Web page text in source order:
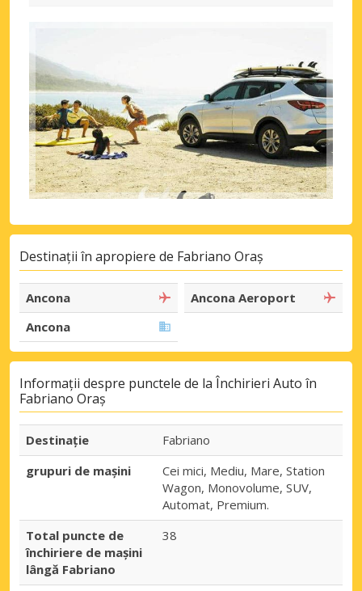
Destinații în apropiere de Fabriano Oraș
Ancona
Ancona Aeroport
Ancona
Informații despre punctele de la Închirieri Auto în
Fabriano Oraș
Destinaţie
Fabriano
grupuri de mașini
Cei mici, Mediu, Mare, Station
Wagon, Monovolume, SUV,
Automat, Premium.
Total puncte de
închiriere de mașini
lângă Fabriano
38